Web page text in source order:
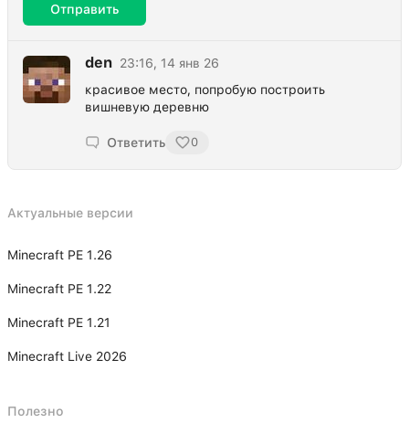
Отправить
den 23:16, 14 янв 26
красивое место, попробую построить
вишневую деревню
Ответить 0
Актуальные версии
Minecraft PE 1.26
Minecraft PE 1.22
Minecraft PE 1.21
Minecraft Live 2026
Полезно